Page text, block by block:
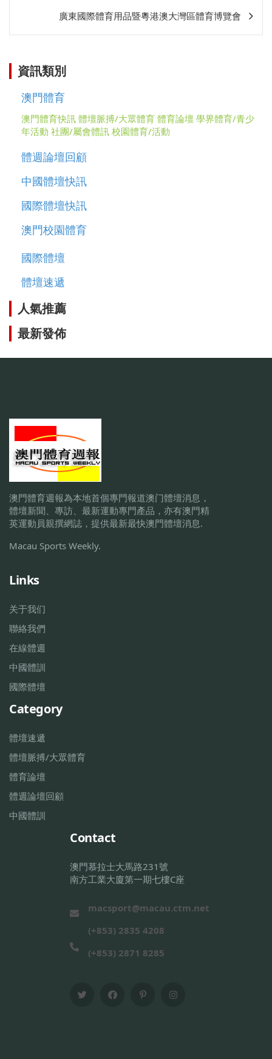
廣東國際體育用品暨粵港澳大灣區體育博覽會
資訊類別
澳門體育
澳門體育快訊 體壇脈搏/大眾體育 體育論壇 學界體育/青少
年活動 社團/屬會體訊 校園體育/活動
體週論壇回顧
中國體壇快訊
國際體壇快訊
澳門校園體育
國際體壇
體壇速遞
人氣推薦
最新發佈
澳門體育週報為本地首個專門報道澳门體壇消息，
體壇新聞、專訪、最新運動專門產品，亦有澳門精
英運動員親撰網誌，提供最新最快澳門體壇消息.
Macau Sports Weekly.
Links
关于我们
聯絡我們
在線體週
中國體訓
國際體壇
Category
體壇速遞
體壇脈搏/大眾體育
體育論壇
體週論壇回顧
中國體訓
Contact
澳門慕拉士大馬路231號
南方工業大廈第一期七樓C座
macsport@macau.ctm.net
(+853) 2835 4208
(+853) 2871 8285